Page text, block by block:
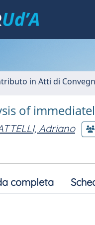
in Atti di
of
Adriano
completa